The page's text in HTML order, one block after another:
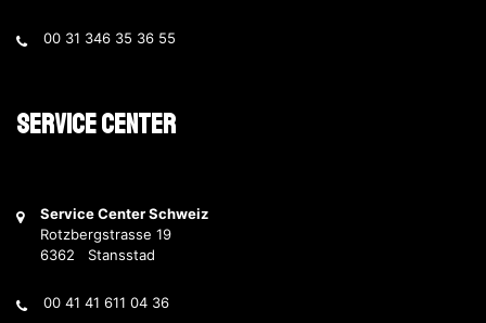
00 31 346 35 36 55
Service Center
Service Center Schweiz
Rotzbergstrasse 19
6362 Stansstad
00 41 41 611 04 36